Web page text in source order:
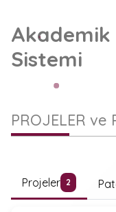
Akademik
Sistemi
PROJELER ve
Projeler 2